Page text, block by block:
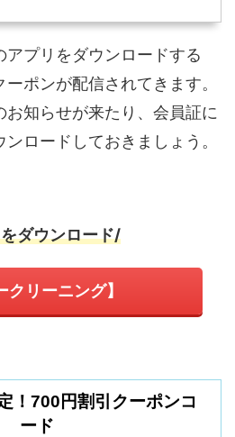
プリをダウンロードする
ポンが配信されてきます。
お知らせが来たり、会員証に
ロードしておきましょう。
ダウンロード/
クリーニング】
！700円割引クーポンコ
ード